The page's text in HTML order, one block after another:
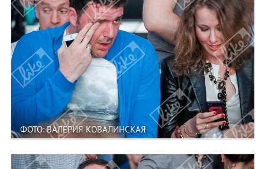
ФОТО: ВАЛЕРИЯ КОВАЛИНСКАЯ